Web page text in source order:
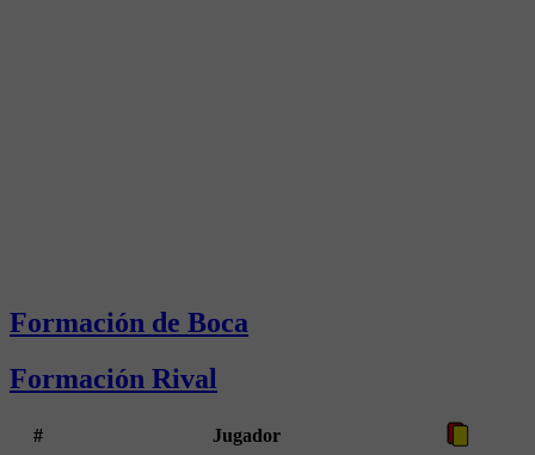
Formación de Boca
Formación Rival
# Jugador